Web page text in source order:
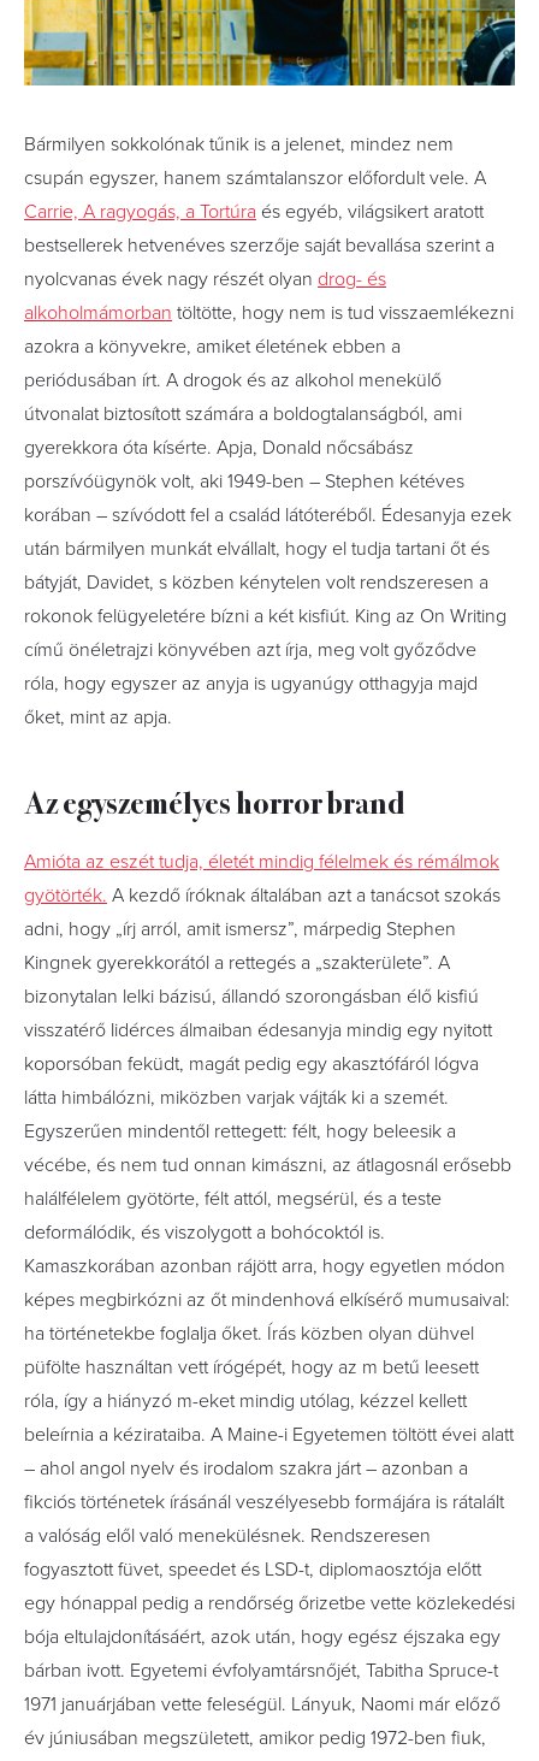
Bármilyen sokkolónak tűnik is a jelenet, mindez nem
csupán egyszer, hanem számtalanszor előfordult vele. A
Carrie, A ragyogás, a Tortúra és egyéb, világsikert aratott
bestsellerek hetvenéves szerzője saját bevallása szerint a
nyolcvanas évek nagy részét olyan drog- és
alkoholmámorban töltötte, hogy nem is tud visszaemlékezni
azokra a könyvekre, amiket életének ebben a
periódusában írt. A drogok és az alkohol menekülő
útvonalat biztosított számára a boldogtalanságból, ami
gyerekkora óta kísérte. Apja, Donald nőcsábász
porszívóügynök volt, aki 1949-ben – Stephen kétéves
korában – szívódott fel a család látóteréből. Édesanyja ezek
után bármilyen munkát elvállalt, hogy el tudja tartani őt és
bátyját, Davidet, s közben kénytelen volt rendszeresen a
rokonok felügyeletére bízni a két kisfiút. King az On Writing
című önéletrajzi könyvében azt írja, meg volt győződve
róla, hogy egyszer az anyja is ugyanúgy otthagyja majd
őket, mint az apja.
Az egyszemélyes horror brand
Amióta az eszét tudja, életét mindig félelmek és rémálmok
gyötörték. A kezdő íróknak általában azt a tanácsot szokás
adni, hogy „írj arról, amit ismersz”, márpedig Stephen
Kingnek gyerekkorától a rettegés a „szakterülete”. A
bizonytalan lelki bázisú, állandó szorongásban élő kisfiú
visszatérő lidérces álmaiban édesanyja mindig egy nyitott
koporsóban feküdt, magát pedig egy akasztófáról lógva
látta himbálózni, miközben varjak vájták ki a szemét.
Egyszerűen mindentől rettegett: félt, hogy beleesik a
vécébe, és nem tud onnan kimászni, az átlagosnál erősebb
halálfélelem gyötörte, félt attól, megsérül, és a teste
deformálódik, és viszolygott a bohócoktól is.
Kamaszkorában azonban rájött arra, hogy egyetlen módon
képes megbirkózni az őt mindenhová elkísérő mumusaival:
ha történetekbe foglalja őket. Írás közben olyan dühvel
püfölte használtan vett írógépét, hogy az m betű leesett
róla, így a hiányzó m-eket mindig utólag, kézzel kellett
beleírnia a kézirataiba. A Maine-i Egyetemen töltött évei alatt
– ahol angol nyelv és irodalom szakra járt – azonban a
fikciós történetek írásánál veszélyesebb formájára is rátalált
a valóság elől való menekülésnek. Rendszeresen
fogyasztott füvet, speedet és LSD-t, diplomaosztója előtt
egy hónappal pedig a rendőrség őrizetbe vette közlekedési
bója eltulajdonításáért, azok után, hogy egész éjszaka egy
bárban ivott. Egyetemi évfolyamtársnőjét, Tabitha Spruce-t
1971 januárjában vette feleségül. Lányuk, Naomi már előző
év júniusában megszületett, amikor pedig 1972-ben fiuk,